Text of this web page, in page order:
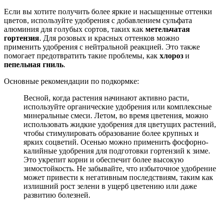
Если вы хотите получить более яркие и насыщенные оттенки
цветов, используйте удобрения с добавлением сульфата
алюминия для голубых сортов, таких как метельчатая
гортензия. Для розовых и красных оттенков можно
применить удобрения с нейтральной реакцией. Это также
помогает предотвратить такие проблемы, как хлороз и
пепельная гниль.
Основные рекомендации по подкормке:
Весной, когда растения начинают активно расти,
используйте органические удобрения или комплексные
минеральные смеси. Летом, во время цветения, можно
использовать жидкие удобрения для цветущих растений,
чтобы стимулировать образование более крупных и
ярких соцветий. Осенью можно применить фосфорно-
калийные удобрения для подготовки гортензий к зиме.
Это укрепит корни и обеспечит более высокую
зимостойкость. Не забывайте, что избыточное удобрение
может привести к негативным последствиям, таким как
излишний рост зелени в ущерб цветению или даже
развитию болезней.